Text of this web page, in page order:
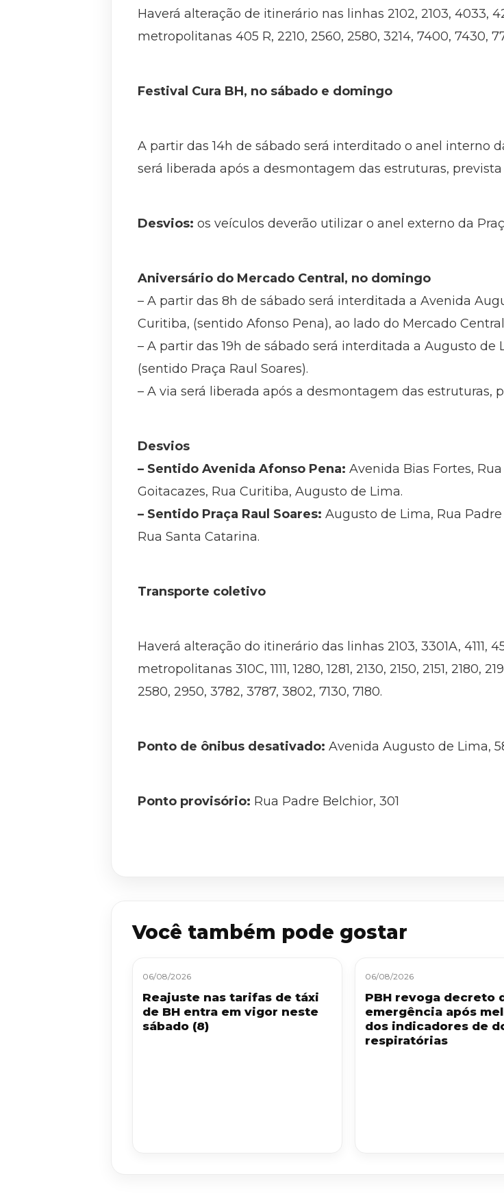
Haverá alteração de itinerário nas linhas 2102, 2103, 4033,
metropolitanas 405 R, 2210, 2560, 2580, 3214, 7400, 7430,
Festival Cura BH, no sábado e domingo
A partir das 14h de sábado será interditado o anel interno
será liberada após a desmontagem das estruturas,
Desvios: os veículos deverão utilizar o anel externo da
Aniversário do Mercado Central, no domingo
– A partir das 8h de sábado será interditada a Avenida
Curitiba, (sentido Afonso Pena), ao lado do Mercado
– A partir das 19h de sábado será interditada a Augusto
(sentido Praça Raul Soares).
– A via será liberada após a desmontagem das estruturas,
Desvios
– Sentido Avenida Afonso Pena: Avenida Bias Fortes,
Goitacazes, Rua Curitiba, Augusto de Lima.
– Sentido Praça Raul Soares: Augusto de Lima, Rua
Rua Santa Catarina.
Transporte coletivo
Haverá alteração do itinerário das linhas 2103, 3301A, 4111,
metropolitanas 310C, 1111, 1280, 1281, 2130, 2150, 2151, 2180,
2580, 2950, 3782, 3787, 3802, 7130, 7180.
Ponto de ônibus desativado: Avenida Augusto de Lima,
Ponto provisório: Rua Padre Belchior, 301
Você também pode gostar
06/08/2026
Reajuste nas tarifas de táxi
de BH entra em vigor neste
sábado (8)
06/08/2026
PBH revoga decreto
emergência após
dos indicadores de
respiratórias